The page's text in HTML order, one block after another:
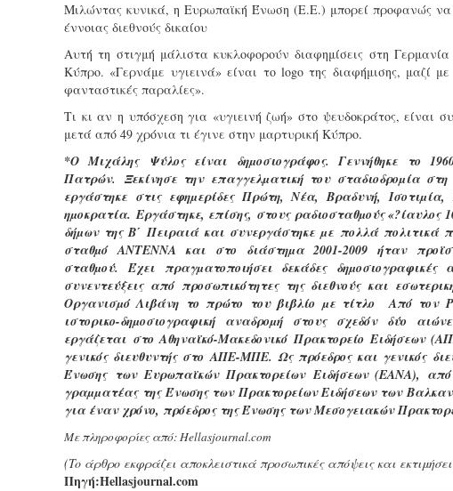
Μιλώντας κυνικά, η Ευρωπαϊκή Ένωση (Ε.Ε.) μπορεί προφανώς να
έννοιας διεθνούς δικαίου
Αυτή τη στιγμή μάλιστα κυκλοφορούν διαφημίσεις στη
Κύπρο. «Γερνάμε υγιεινά» είναι το logo της διαφήμισης, μαζί
φανταστικές παραλίες».
Τι κι αν η υπόσχεση για «υγιεινή ζωή» στο ψευδοκράτος, είναι
μετά από 49 χρόνια τι έγινε στην μαρτυρική Κύπρο.
*Ο Μιχάλης Ψύλος είναι δηµοσιογράφος. Γεννήθηκε το
Πατρών. Ξεκίνησε την επαγγελµατική του σταδιοδροµία
εργάστηκε στις εφηµερίδες Πρώτη, Νέα, Βραδυνή,
ηµοκρατία. Εργάστηκε, επίσης, στους ραδιοσταθµούς «?ίαυλος
δήµων της Β΄ Πειραιά και συνεργάστηκε µε πολλά πολιτικά
σταθµό ΑΝΤΕΝΝΑ και στο διάστηµα 2001-2009 ήταν
σταθµού. Έχει πραγµατοποιήσει δεκάδες
συνεντεύξεις από προσωπικότητες της διεθνούς και
Οργανισµό Λιβάνη το πρώτο του βιβλίο µε τίτλο Από
ιστορικο-δηµοσιογραφική αναδροµή στους σχεδόν δύο
εργάζεται στο Αθηναϊκό-Μακεδονικό Πρακτορείο Ειδήσεων
γενικός διευθυντής στο ΑΠΕ-ΜΠΕ. Ως πρόεδρος και γενικός
Ένωσης των Ευρωπαϊκών Πρακτορείων Ειδήσεων (ΕΑΝΑ), από
γραµµατέας της Ένωσης των Πρακτορείων Ειδήσεων των
για έναν χρόνο, πρόεδρος της Ένωσης των Μεσογειακών
Με πληροφορίες από:Hellasjournal.com
(To άρθρο εκφράζει αποκλειστικά προσωπικές απόψεις και
Πηγή:Hellasjournal.com